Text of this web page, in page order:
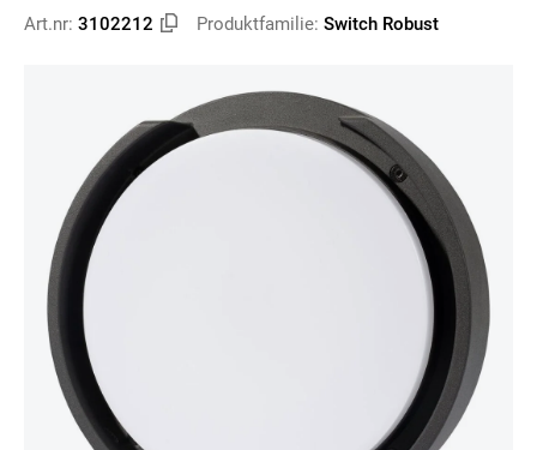
Art.nr: 3102212 Produktfamilie: Switch Robust